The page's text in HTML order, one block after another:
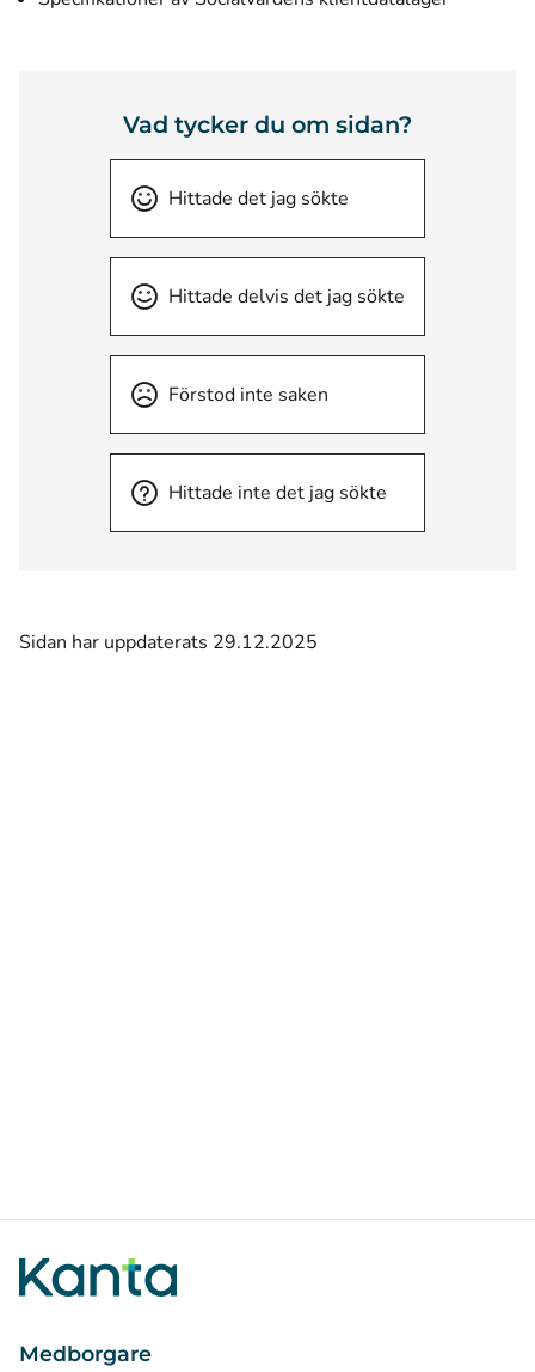
Vad tycker du om sidan?
Hittade det jag sökte
Hittade delvis det jag sökte
Förstod inte saken
Hittade inte det jag sökte
Sidan har uppdaterats 29.12.2025
Medborgare